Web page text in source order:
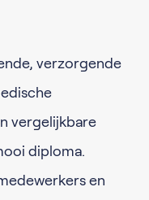
verzorgende
vergelijkbare
diploma.
en